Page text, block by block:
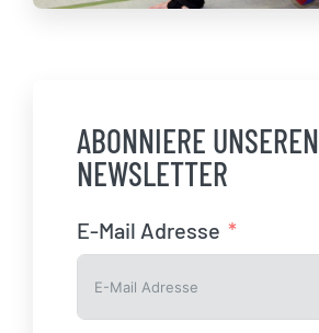
ABONNIERE UNSEREN
NEWSLETTER
E-Mail Adresse